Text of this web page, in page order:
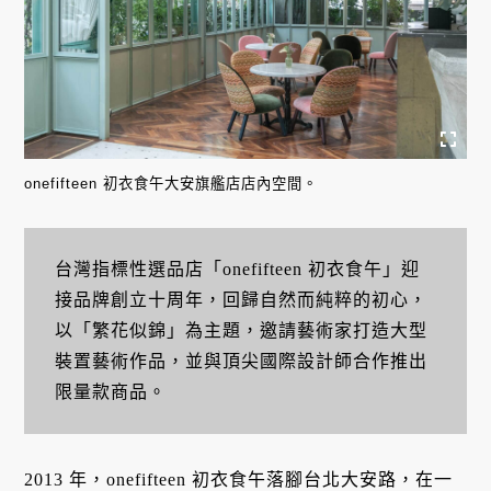
onefifteen 初衣食午大安旗艦店店內空間。
台灣指標性選品店「onefifteen 初衣食午」迎
接品牌創立十周年，回歸自然而純粹的初心，
以「繁花似錦」為主題，邀請藝術家打造大型
裝置藝術作品，並與頂尖國際設計師合作推出
限量款商品。
2013 年，onefifteen 初衣食午落腳台北大安路，在一